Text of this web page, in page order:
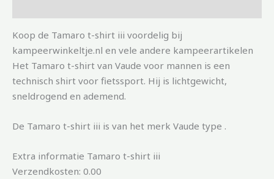
Koop de Tamaro t-shirt iii voordelig bij
kampeerwinkeltje.nl en vele andere kampeerartikelen
Het Tamaro t-shirt van Vaude voor mannen is een
technisch shirt voor fietssport. Hij is lichtgewicht,
sneldrogend en ademend.
De Tamaro t-shirt iii is van het merk Vaude type .
Extra informatie Tamaro t-shirt iii
Verzendkosten: 0.00